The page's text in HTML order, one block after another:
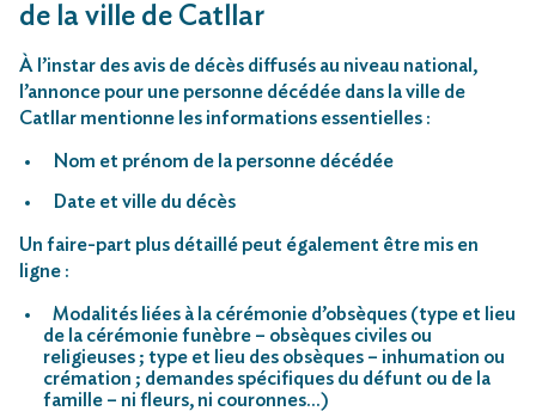
de la ville de Catllar
À l’instar des avis de décès diffusés au niveau national,
l’annonce pour une personne décédée dans la ville de
Catllar mentionne les informations essentielles :
Nom et prénom de la personne décédée
Date et ville du décès
Un faire-part plus détaillé peut également être mis en
ligne :
Modalités liées à la cérémonie d’obsèques (type et lieu
de la cérémonie funèbre – obsèques civiles ou
religieuses ; type et lieu des obsèques – inhumation ou
crémation ; demandes spécifiques du défunt ou de la
famille – ni fleurs, ni couronnes…)